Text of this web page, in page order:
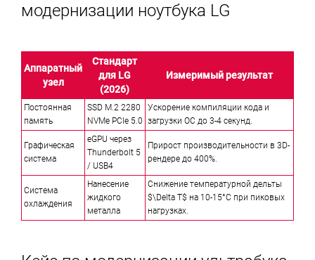
модернизации ноутбука LG
Аппаратный
узел
Стандарт
для LG
(2026)
Измеримый результат
Постоянная
память
SSD M.2 2280
NVMe PCIe 5.0
Ускорение компиляции кода и
загрузки ОС до 3-4 секунд.
Графическая
система
eGPU через
Thunderbolt 5
/ USB4
Прирост производительности в 3D-
рендере до 400%.
Система
охлаждения
Нанесение
жидкого
металла
Снижение температурной дельты
$\Delta T$ на 10-15°C при пиковых
нагрузках.